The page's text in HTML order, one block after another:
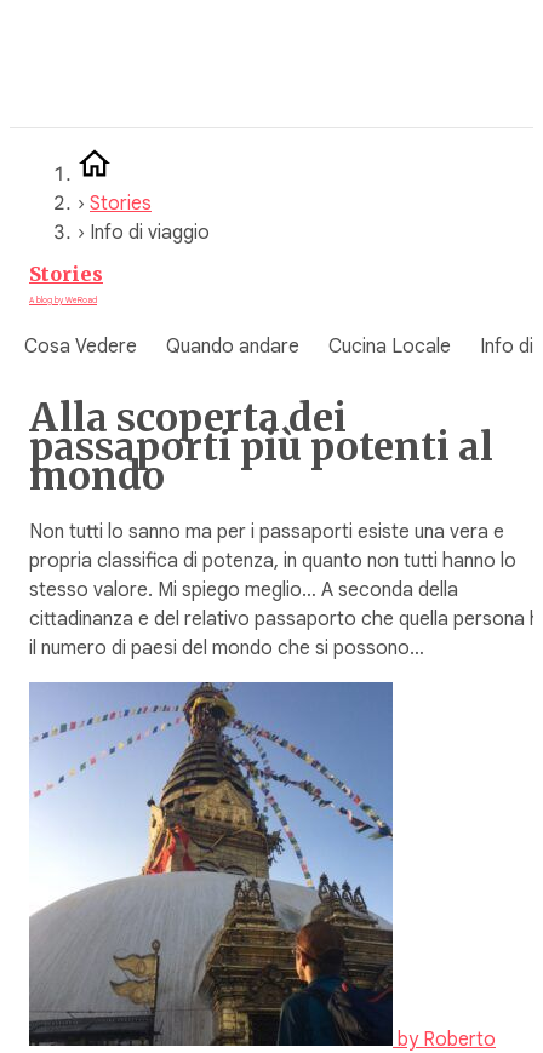
› Stories
› Info di viaggio
Stories
A blog by WeRoad
Cosa Vedere Quando andare Cucina Locale Info di
Alla scoperta dei
passaporti più potenti al
mondo
Non tutti lo sanno ma per i passaporti esiste una vera e
propria classifica di potenza, in quanto non tutti hanno lo
stesso valore. Mi spiego meglio… A seconda della
cittadinanza e del relativo passaporto che quella persona
il numero di paesi del mondo che si possono…
by Roberto